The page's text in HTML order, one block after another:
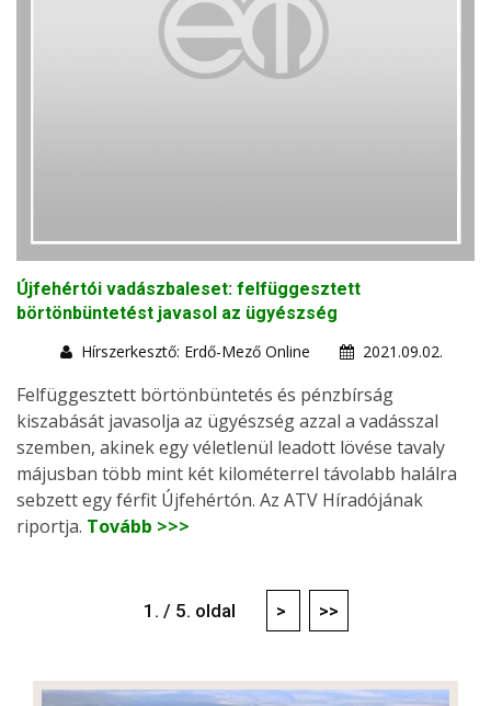
Újfehértói vadászbaleset: felfüggesztett
börtönbüntetést javasol az ügyészség
Hírszerkesztő: Erdő-Mező Online
2021.09.02.
Felfüggesztett börtönbüntetés és pénzbírság
kiszabását javasolja az ügyészség azzal a vadásszal
szemben, akinek egy véletlenül leadott lövése tavaly
májusban több mint két kilométerrel távolabb halálra
sebzett egy férfit Újfehértón. Az ATV Híradójának
riportja. Tovább >>>
1. / 5. oldal > >>